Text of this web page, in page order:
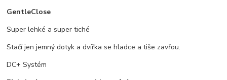
GentleClose
Super lehké a super tiché
Stačí jen jemný dotyk a dvířka se hladce a tiše zavřou.
DC+ Systém